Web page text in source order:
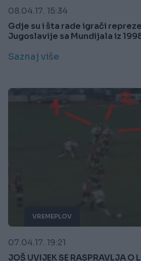
08.04.17. 15:34
Gdje su i šta rade igrači
Jugoslavije sa Mundijala iz
Saznaj više
VREMEPLOV
07.04.17. 19:21
JOŠ UVIJEK SE RASPRAVLJA O